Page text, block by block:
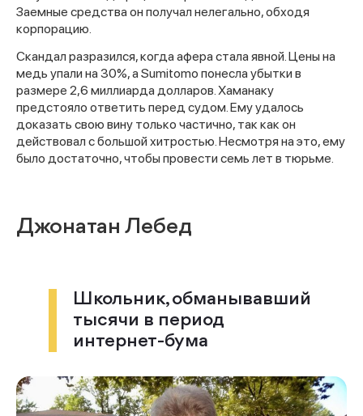
Заемные средства он получал нелегально, обходя
корпорацию.
Скандал разразился, когда афера стала явной. Цены на
медь упали на 30%, а Sumitomo понесла убытки в
размере 2,6 миллиарда долларов. Хаманаку
предстояло ответить перед судом. Ему удалось
доказать свою вину только частично, так как он
действовал с большой хитростью. Несмотря на это, ему
было достаточно, чтобы провести семь лет в тюрьме.
Джонатан Лебед
Школьник, обманывавший
тысячи в период
интернет-бума